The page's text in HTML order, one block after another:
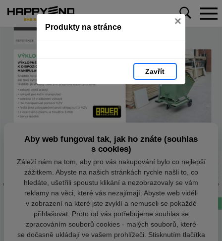
Produkty na stránce ×
Zavřít
Aby web fungoval tak, jak ho znáte (souhlas
s cookies)
Záleží nám na tom, aby pro vás nakupování bylo co nejlepší
zážitkem. Abyste na našich stránkách rychle našli to, co
hledáte, ušetřili spoustu klikání a nezobrazovaly se vám
reklamy na věci, které vás nezajímají. Abyste web viděli
v zobrazení na které jste zvyklí a nemuseli se pokaždé
přihlašovat. Proto od vás potřebujeme souhlas se
zpracováním souborů cookies - malých souborů, které
se dočasně ukládají ve vašem prohlížeči. Stisknutím tlačítka